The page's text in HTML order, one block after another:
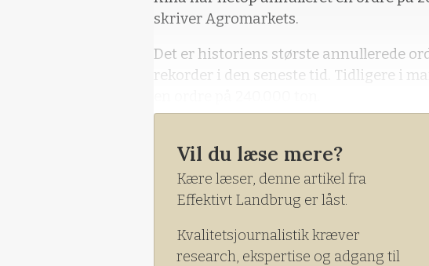
skriver Agromarkets.
Det er historiens største annullerede
rekorder i den seneste tid. Tidligere i
De to rekorder betyder, at Kina i år har
fra USA.
Vil du læse mere?
Kære læser, denne artikel fra
Effektivt Landbrug er låst.
Kvalitetsjournalistik kræver
research, ekspertise og adgang til